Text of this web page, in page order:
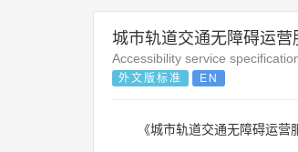
城市轨道交通无障碍运营
Accessibility service
外文版标准 EN
《城市轨道交通无障碍运营